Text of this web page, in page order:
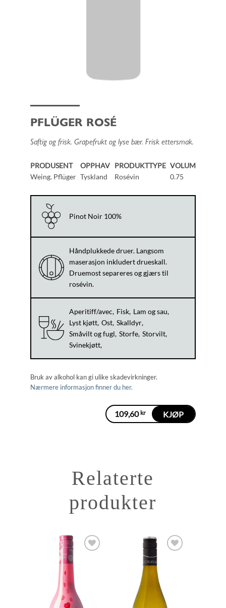
PFLÜGER ROSÉ
Saftig og frisk. Grapefrukt og lyse bær. Frisk ettersmak.
PRODUSENT
Weing. Pflüger
OPPHAV
Tyskland
PRODUKTTYPE
Rosévin
VOLUM
0.75
Pinot Noir 100%
Håndplukkede druer. Langsom
maserasjon inkludert drueskall.
Druemost separeres og gjærs til
rosévin.
Aperitiff/avec Fisk Lam og sau
Lyst kjøtt Ost Skalldyr
Småvilt og fugl Storfe Storvilt
Svinekjøtt
Bruk av alkohol kan gi ulike skadevirkninger.
Nærmere informasjon finner du her.
109,60 kr KJØP
Relaterte
produkter